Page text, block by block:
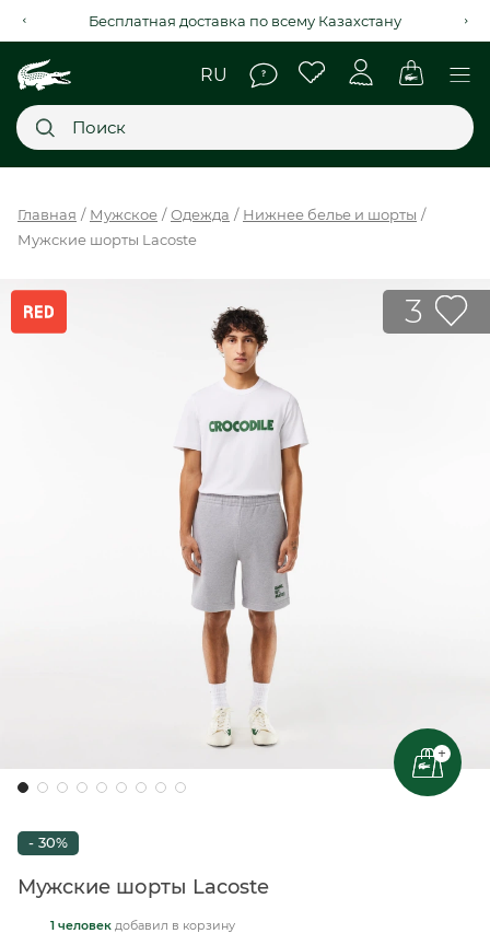
Рассрочка на 4 месяца через Kaspi Red+
НОВИНКИ
SALE
МЫ LACOSTE
Главная Мужское Одежда
Нижнее белье и шорты
Мужские шорты Lacoste
3
+
- 30%
Мужские шорты Lacoste
1 человек добавил в корзину